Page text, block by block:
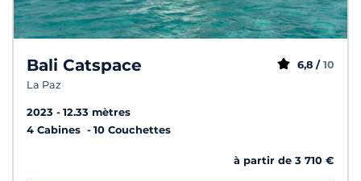
Bali Catspace
La Paz
6,8 / 10
2023
12.33 mètres
4 Cabines
10 Couchettes
à partir de 3 710 €